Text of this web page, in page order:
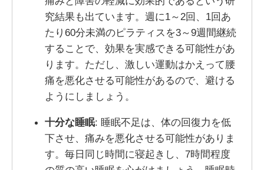
究結果も出ています。週に1～2回、1回あ
たり60分未満のピラティスを3～9週間継続
することで、効果を実感できる可能性があ
ります。ただし、激しい運動はかえって腰
痛を悪化させる可能性があるので、避ける
ようにしましょう。
十分な睡眠: 睡眠不足は、体の回復力を低
下させ、痛みを悪化させる可能性がありま
す。毎日同じ時間に寝起きし、7時間程度